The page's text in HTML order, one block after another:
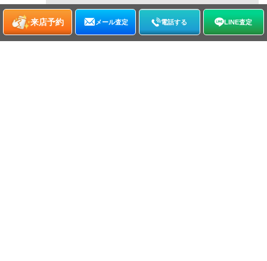
来店予約 メール査定 電話する LINE査定